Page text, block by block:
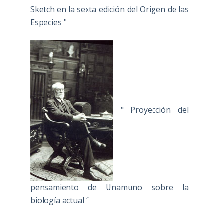
Sketch en la sexta edición del Origen de las
Especies "
" Proyección del
pensamiento de Unamuno sobre la
biología actual “